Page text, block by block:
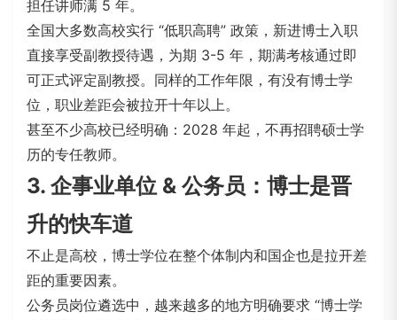
担任讲师满 5 年。
全国大多数高校实行 “低职高聘” 政策，新进博士入职
直接享受副教授待遇，为期 3-5 年，期满考核通过即
可正式评定副教授。同样的工作年限，有没有博士学
位，职业差距会被拉开十年以上。
甚至不少高校已经明确：2028 年起，不再招聘硕士学
历的专任教师。
3. 企事业单位 & 公务员：博士是晋
升的快车道
不止是高校，博士学位在整个体制内和国企也是拉开差
距的重要因素。
公务员岗位遴选中，越来越多的地方明确要求 “博士学